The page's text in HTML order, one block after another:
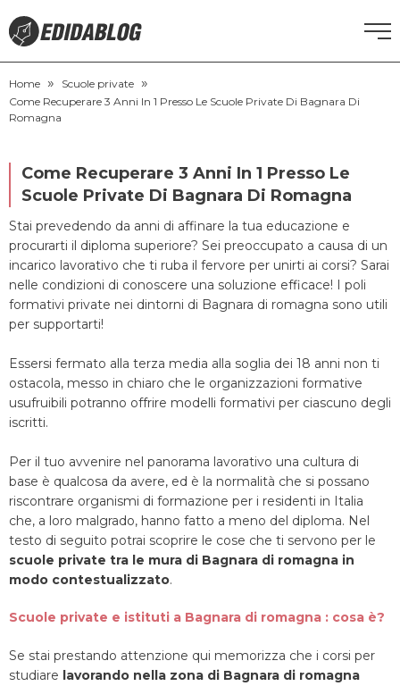
CORSI DI INGLESE
SCUOLE PRIVATE
SCUOLE SERALI
NEWS
Home » Scuole private »
Come Recuperare 3 Anni In 1 Presso Le Scuole Private Di Bagnara Di
Romagna
Come Recuperare 3 Anni In 1 Presso Le
Scuole Private Di Bagnara Di Romagna
Stai prevedendo da anni di affinare la tua educazione e
procurarti il diploma superiore? Sei preoccupato a causa di un
incarico lavorativo che ti ruba il fervore per unirti ai corsi? Sarai
nelle condizioni di conoscere una soluzione efficace! I poli
formativi private nei dintorni di Bagnara di romagna sono utili
per supportarti!
Essersi fermato alla terza media alla soglia dei 18 anni non ti
ostacola, messo in chiaro che le organizzazioni formative
usufruibili potranno offrire modelli formativi per ciascuno degli
iscritti.
Per il tuo avvenire nel panorama lavorativo una cultura di
base è qualcosa da avere, ed è la normalità che si possano
riscontrare organismi di formazione per i residenti in Italia
che, a loro malgrado, hanno fatto a meno del diploma. Nel
testo di seguito potrai scoprire le cose che ti servono per le
scuole private tra le mura di Bagnara di romagna in
modo contestualizzato.
Scuole private e istituti a Bagnara di romagna : cosa è?
Se stai prestando attenzione qui memorizza che i corsi per
studiare lavorando nella zona di Bagnara di romagna